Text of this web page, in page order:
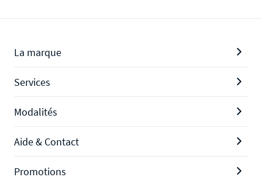
La marque
Services
Modalités
Aide & Contact
Promotions